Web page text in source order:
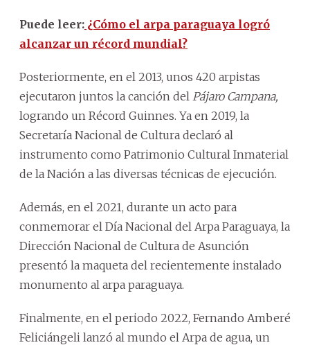
Puede leer: ¿Cómo el arpa paraguaya logró
alcanzar un récord mundial?
Posteriormente, en el 2013, unos 420 arpistas
ejecutaron juntos la canción del Pájaro Campana,
logrando un Récord Guinnes. Ya en 2019, la
Secretaría Nacional de Cultura declaró al
instrumento como Patrimonio Cultural Inmaterial
de la Nación a las diversas técnicas de ejecución.
Además, en el 2021, durante un acto para
conmemorar el Día Nacional del Arpa Paraguaya, la
Dirección Nacional de Cultura de Asunción
presentó la maqueta del recientemente instalado
monumento al arpa paraguaya.
Finalmente, en el periodo 2022, Fernando Amberé
Feliciángeli lanzó al mundo el Arpa de agua, un